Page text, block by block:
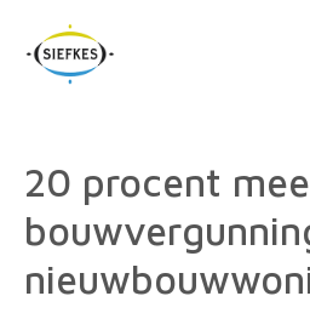
20 procent